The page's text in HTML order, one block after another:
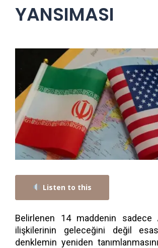
YANSIMASI
Listen to this
Belirlenen 14 maddenin sadece
ilişkilerinin geleceğini değil
denklemin yeniden tanımlanmasını